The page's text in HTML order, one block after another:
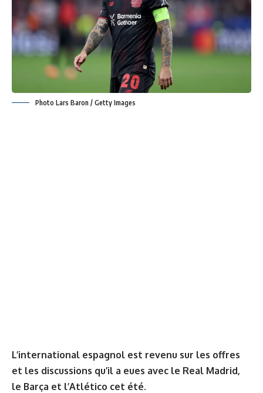
Photo Lars Baron / Getty Images
L’international espagnol est revenu sur les offres
et les discussions qu’il a eues avec le Real Madrid,
le Barça et l’Atlético cet été.